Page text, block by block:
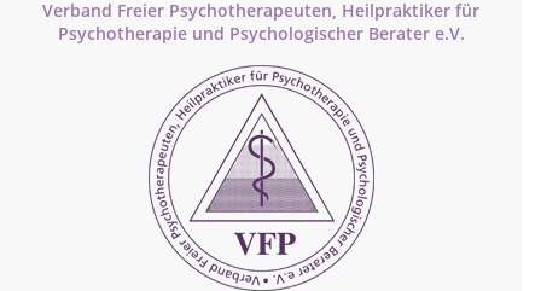
Verband Freier Psychotherapeuten, Heilpraktiker für
Psychotherapie und Psychologischer Berater e.V.